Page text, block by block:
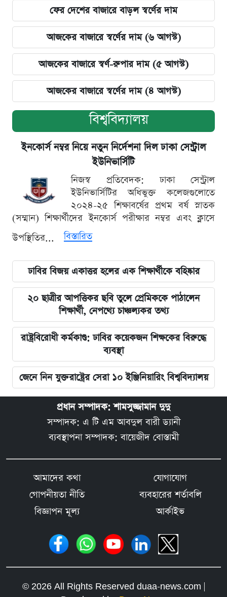
ফের দেশের বাজারে বাড়ল স্বর্ণের দাম
আজকের বাজারে স্বর্ণের দাম (৬ আগস্ট)
আজকের বাজারে স্বর্ণ-রুপার দাম (৫ আগস্ট)
আজকের বাজারে স্বর্ণের দাম (৪ আগস্ট)
বিশ্ববিদ্যালয়
ইনকোর্স নম্বর নিয়ে নতুন নির্দেশনা দিল ঢাকা সেন্ট্রাল
ইউনিভার্সিটি
নিজস্ব প্রতিবেদক: ঢাকা সেন্ট্রাল
ইউনিভার্সিটির অধিভুক্ত কলেজগুলোতে
২০২৪-২৫ শিক্ষাবর্ষের প্রথম বর্ষ স্নাতক
(সম্মান) শিক্ষার্থীদের ইনকোর্স পরীক্ষার নম্বর এবং ক্লাসে
উপস্থিতির...
বিস্তারিত
ঢাবির বিজয় একাত্তর হলের এক শিক্ষার্থীকে বহিষ্কার
২০ ছাত্রীর আপত্তিকর ছবি তুলে প্রেমিককে পাঠালেন
শিক্ষার্থী, নেপথ্যে চাঞ্চল্যকর তথ্য
রাষ্ট্রবিরোধী কর্মকাণ্ড: ঢাবির কয়েকজন শিক্ষকের বিরুদ্ধে
ব্যবস্থা
জেনে নিন যুক্তরাষ্ট্রের সেরা ১০ ইঞ্জিনিয়ারিং বিশ্ববিদ্যালয়
প্রধান সম্পাদক: শামসুজ্জামান দুদু
সম্পাদক: এ টি এম আবদুল বারী ড্যানী
ব্যবস্থাপনা সম্পাদক: বায়েজীদ বোস্তামী
আমাদের কথা
যোগাযোগ
গোপনীয়তা নীতি
ব্যবহারের শর্তাবলি
বিজ্ঞাপন মূল্য
আর্কাইভ
© 2026 All Rights Reserved duaa-news.com |